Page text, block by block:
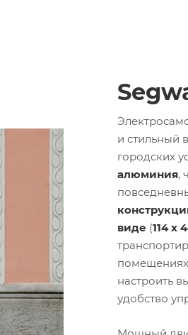
и стильный
городских
алюминия,
виде (114 х
настроить
удобство